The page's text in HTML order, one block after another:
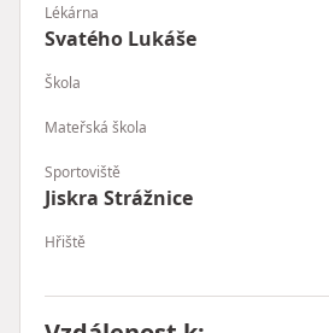
Lékárna
Svatého Lukáše
Škola
Mateřská škola
Sportoviště
Jiskra Strážnice
Hřiště